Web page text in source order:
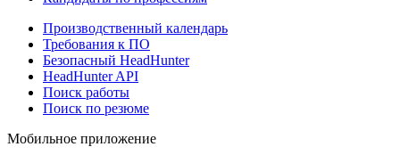
Производственный календарь
Требования к ПО
Безопасный HeadHunter
HeadHunter API
Поиск работы
Поиск по резюме
Мобильное приложение